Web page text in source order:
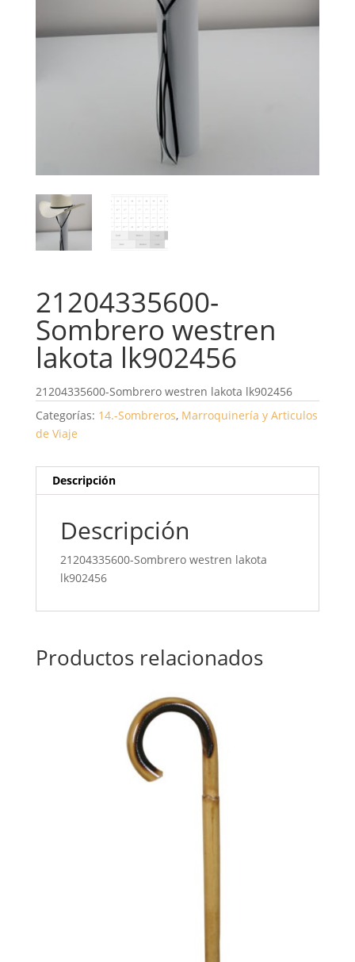
21204335600-
Sombrero westren
lakota lk902456
21204335600-Sombrero westren lakota lk902456
Categorías: 14.-Sombreros, Marroquinería y Articulos
de Viaje
Descripción
Descripción
21204335600-Sombrero westren lakota
lk902456
Productos relacionados